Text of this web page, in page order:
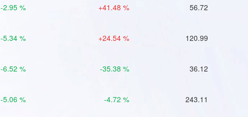
-2.95 % +41.48 % 56.72
-5.34 % +24.54 % 120.99
-6.52 % -35.38 % 36.12
-5.06 % -4.72 % 243.11